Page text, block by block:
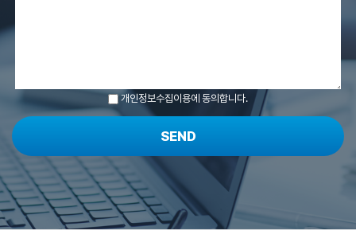
개인정보수집이용에 동의합니다.
SEND